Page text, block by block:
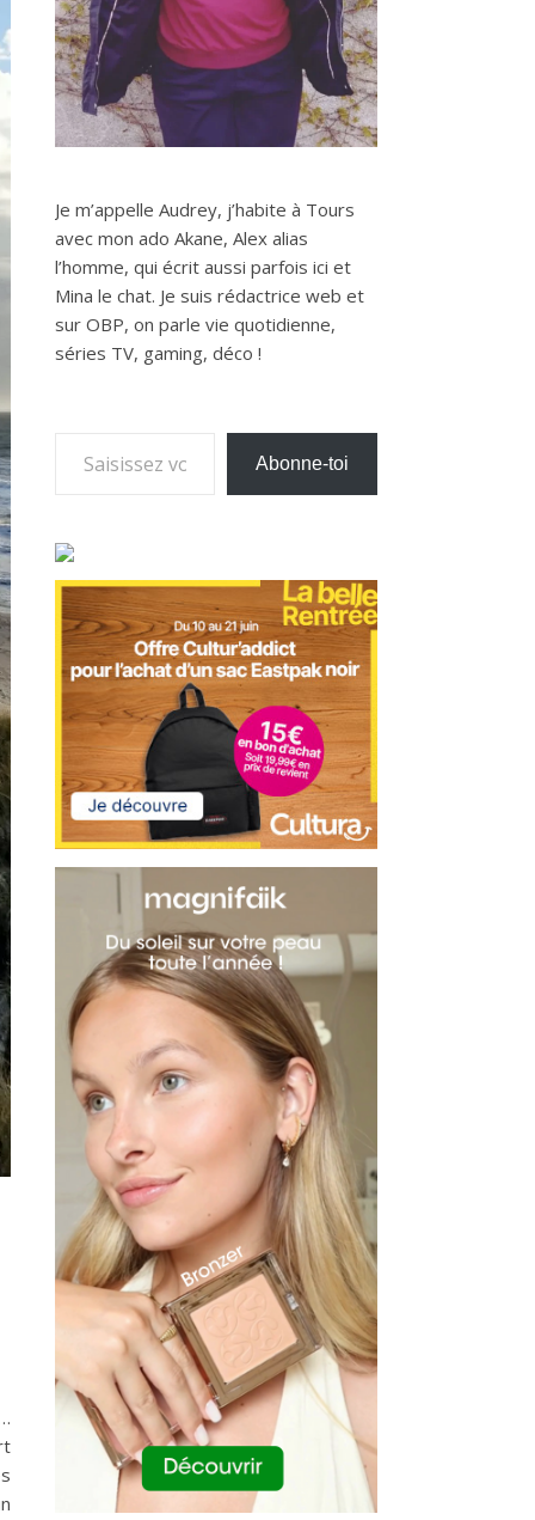
Je m’appelle Audrey, j’habite à Tours
avec mon ado Akane, Alex alias
l’homme, qui écrit aussi parfois ici et
Mina le chat. Je suis rédactrice web et
sur OBP, on parle vie quotidienne,
séries TV, gaming, déco !
Saisissez votre adresse e-mail…
Abonne-toi